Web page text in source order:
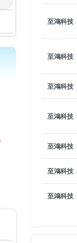
至鴻科技
至鴻科技
至鴻科技
至鴻科技
至鴻科技
至鴻科技
至鴻科技